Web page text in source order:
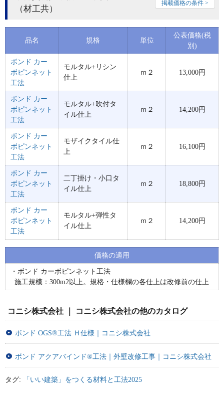
（材工共）
掲載価格の条件 >
品名 規格 単位
公表価格(税
別)
ボンド カー
ボピンネット
工法
モルタル+リシン
仕上
ｍ２ 13,000円
ボンド カー
ボピンネット
工法
モルタル+吹付タ
イル仕上
ｍ２ 14,200円
ボンド カー
ボピンネット
工法
モザイクタイル仕
上
ｍ２ 16,100円
ボンド カー
ボピンネット
工法
二丁掛け・小口タ
イル仕上
ｍ２ 18,800円
ボンド カー
ボピンネット
工法
モルタル+弾性タ
イル仕上
ｍ２ 14,200円
価格の適用
・ボンド カーボピンネット工法
施工規模：300m2以上。規格・仕様欄の各仕上は改修前の仕上
コニシ株式会社 ｜ コニシ株式会社の他のカタログ
ボンド OGS®工法 Ｈ仕様｜コニシ株式会社
ボンド アクアバインド®工法｜外壁改修工事｜コニシ株式会社
タグ: 「いい建築」をつくる材料と工法2025